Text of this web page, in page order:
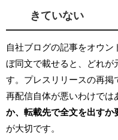
きていない
自社ブログの記事をオウン
ぼ同文で載せると、どれが
す。プレスリリースの再掲
再配信自体が悪いわけでは
か、転載先で全文を出すか
が大切です。